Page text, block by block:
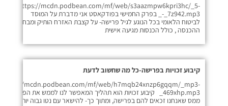
https://mcdn.podbean.com/mf/web/s3aazmpw6kpri3hc/_5-
_-_7z942.mp3 בפרק החמישי בפודקאסט אני מדברת על המוסד
לביטוח הלאומי בכל הנוגע לגיל פרישה- על קצבת האזרח הותיק ומבחני
ההכנסה , כולל הכנסות מגיעה אישית
קיבוע זכויות בפרישה-כל מה שחשוב לדעת
https://mcdn.podbean.com/mf/web/h7mqb24xnzp6gqqm/_mp3-
_469xhp.mp3 קיבוע זכויות הוא תהליך המאפשר לנו לממש את הפטורים
ממס שאנחנו זכאים להם בפרישה, ומתוך כך- להישאר עם נטו גבוה יותר ביד.